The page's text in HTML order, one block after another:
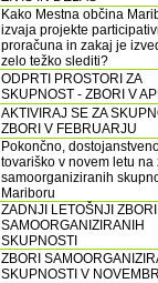
Kako Mestna občina
izvaja projekte
proračuna in zakaj je
zelo težko slediti?
ODPRTI PROSTORI ZA
SKUPNOST - ZBORI V
AKTIVIRAJ SE ZA
ZBORI V FEBRUARJU
Pokončno,
tovariško v novem letu na
samoorganiziranih
Mariboru
ZADNJI LETOŠNJI ZBORI
SAMOORGANIZIRANIH
SKUPNOSTI
ZBORI
SKUPNOSTI V